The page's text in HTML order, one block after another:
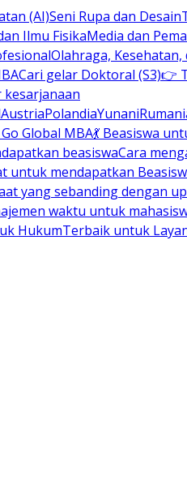
(AI)Seni Rupa dan Desain
Ilmu FisikaMedia dan
Olahraga, Kesehatan,
Cari gelar Doktoral (S3)👉
AustriaPolandiaYunani
Global MBA💃 Beasiswa
beasiswaCara
untuk mendapatkan
yang sebanding dengan
waktu untuk
HukumTerbaik untuk